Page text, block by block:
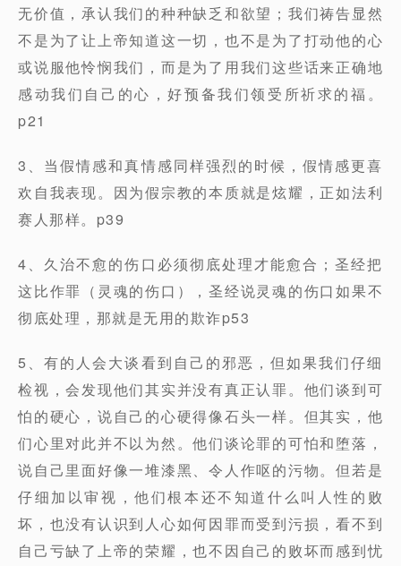
无价值，承认我们的种种缺乏和欲望；我们祷告显然
不是为了让上帝知道这一切，也不是为了打动他的心
或说服他怜悯我们，而是为了用我们这些话来正确地
感动我们自己的心，好预备我们领受所祈求的福。
p21
3、当假情感和真情感同样强烈的时候，假情感更喜
欢自我表现。因为假宗教的本质就是炫耀，正如法利
赛人那样。p39
4、久治不愈的伤口必须彻底处理才能愈合；圣经把
这比作罪（灵魂的伤口），圣经说灵魂的伤口如果不
彻底处理，那就是无用的欺诈p53
5、有的人会大谈看到自己的邪恶，但如果我们仔细
检视，会发现他们其实并没有真正认罪。他们谈到可
怕的硬心，说自己的心硬得像石头一样。但其实，他
们心里对此并不以为然。他们谈论罪的可怕和堕落，
说自己里面好像一堆漆黑、令人作呕的污物。但若是
仔细加以审视，他们根本还不知道什么叫人性的败
坏，也没有认识到人心如何因罪而受到污损，看不到
自己亏缺了上帝的荣耀，也不因自己的败坏而感到忧